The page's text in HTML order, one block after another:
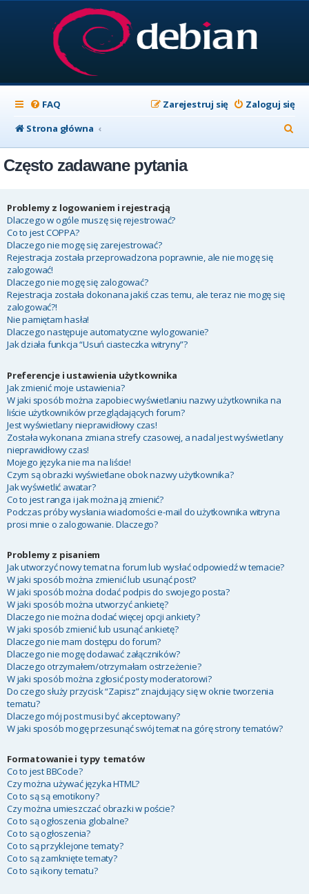
FAQ Zaloguj się
Zarejestruj się
Strona główna
z
Często zadawane pytania
Problemy z logowaniem i rejestracją
Dlaczego w ogóle muszę się rejestrować?
Co to jest COPPA?
Dlaczego nie mogę się zarejestrować?
Rejestracja została przeprowadzona poprawnie, ale nie mogę się
zalogować!
Dlaczego nie mogę się zalogować?
Rejestracja została dokonana jakiś czas temu, ale teraz nie mogę się
zalogować?!
Nie pamiętam hasła!
Dlaczego następuje automatyczne wylogowanie?
Jak działa funkcja “Usuń ciasteczka witryny”?
Preferencje i ustawienia użytkownika
Jak zmienić moje ustawienia?
W jaki sposób można zapobiec wyświetlaniu nazwy użytkownika na
liście użytkowników przeglądających forum?
Jest wyświetlany nieprawidłowy czas!
Została wykonana zmiana strefy czasowej, a nadal jest wyświetlany
nieprawidłowy czas!
Mojego języka nie ma na liście!
Czym są obrazki wyświetlane obok nazwy użytkownika?
Jak wyświetlić awatar?
Co to jest ranga i jak można ją zmienić?
Podczas próby wysłania wiadomości e-mail do użytkownika witryna
prosi mnie o zalogowanie. Dlaczego?
Problemy z pisaniem
Jak utworzyć nowy temat na forum lub wysłać odpowiedź w temacie?
W jaki sposób można zmienić lub usunąć post?
W jaki sposób można dodać podpis do swojego posta?
W jaki sposób można utworzyć ankietę?
Dlaczego nie można dodać więcej opcji ankiety?
W jaki sposób zmienić lub usunąć ankietę?
Dlaczego nie mam dostępu do forum?
Dlaczego nie mogę dodawać załączników?
Dlaczego otrzymałem/otrzymałam ostrzeżenie?
W jaki sposób można zgłosić posty moderatorowi?
Do czego służy przycisk “Zapisz” znajdujący się w oknie tworzenia
tematu?
Dlaczego mój post musi być akceptowany?
W jaki sposób mogę przesunąć swój temat na górę strony tematów?
Formatowanie i typy tematów
Co to jest BBCode?
Czy można używać języka HTML?
Co to są są emotikony?
Czy można umieszczać obrazki w poście?
Co to są ogłoszenia globalne?
Co to są ogłoszenia?
Co to są przyklejone tematy?
Co to są zamknięte tematy?
Co to są ikony tematu?